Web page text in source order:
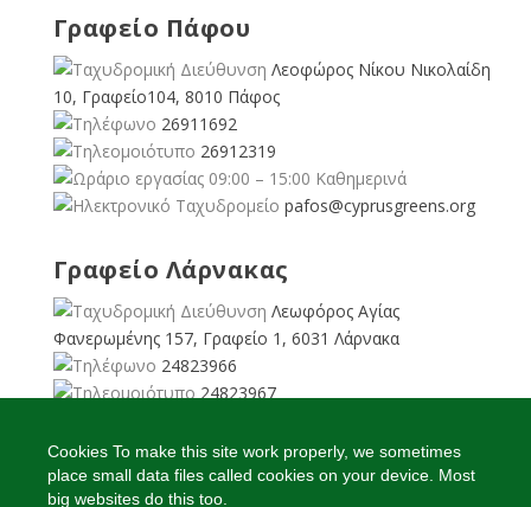
Γραφείο Πάφου
Λεοφώρος Νίκου Νικολαίδη
10, Γραφείο104, 8010 Πάφος
26911692
26912319
09:00 – 15:00 Καθημερινά
pafos@cyprusgreens.org
Γραφείο Λάρνακας
Λεωφόρος Αγίας
Φανερωμένης 157, Γραφείο 1, 6031 Λάρνακα
24823966
24823967
larnaka@cyprusgreens.
org
Cookies To make this site work properly, we sometimes
place small data files called cookies on your device. Most
big websites do this too.